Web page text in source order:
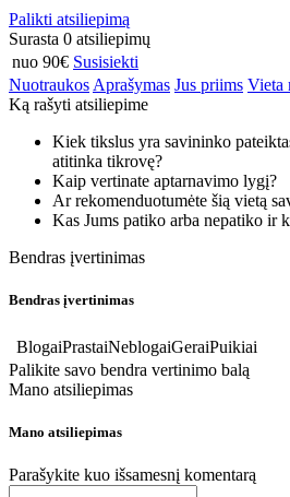
Palikti atsiliepimą
Surasta 0 atsiliepimų
nuo 90€ Susisiekti
Nuotraukos Aprašymas Jus priims Vieta
Ką rašyti atsiliepime
Kiek tikslus yra savininko
atitinka tikrovę?
Kaip vertinate aptarnavimo lygį?
Ar rekomenduotumėte šią vietą
Kas Jums patiko arba nepatiko ir
Bendras įvertinimas
Bendras įvertinimas
BlogaiPrastaiNeblogaiGeraiPuikiai
Palikite savo bendra vertinimo balą
Mano atsiliepimas
Mano atsiliepimas
Parašykite kuo išsamesnį komentarą